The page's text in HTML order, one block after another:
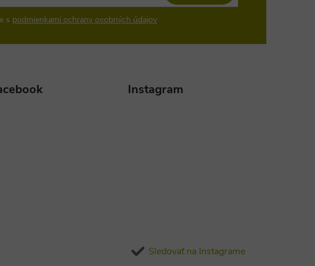
s podmienkami ochrany osobných údajov
Instagram
Sledovať na Instagrame